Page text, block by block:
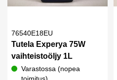
76540E18EU
Tutela Experya 75W
vaihteistoöljy 1L
Varastossa (nopea